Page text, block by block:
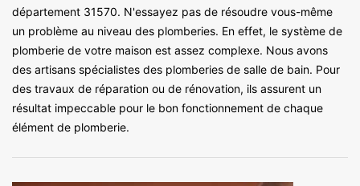
département 31570. N'essayez pas de résoudre vous-même
un problème au niveau des plomberies. En effet, le système de
plomberie de votre maison est assez complexe. Nous avons
des artisans spécialistes des plomberies de salle de bain. Pour
des travaux de réparation ou de rénovation, ils assurent un
résultat impeccable pour le bon fonctionnement de chaque
élément de plomberie.